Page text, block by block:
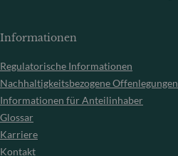
Informationen
Regulatorische Informationen
Nachhaltigkeitsbezogene Offenlegungen
Informationen für Anteilinhaber
Glossar
Karriere
Kontakt